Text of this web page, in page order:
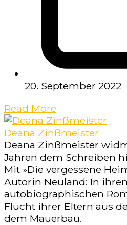
20. September 2022
Read More
Deana Zinßmeister
Deana Zinßmeister
Jahren dem Schreiben
Mit »Die vergessene
Autorin Neuland: In
autobiographischen
Flucht ihrer Eltern aus
dem Mauerbau.